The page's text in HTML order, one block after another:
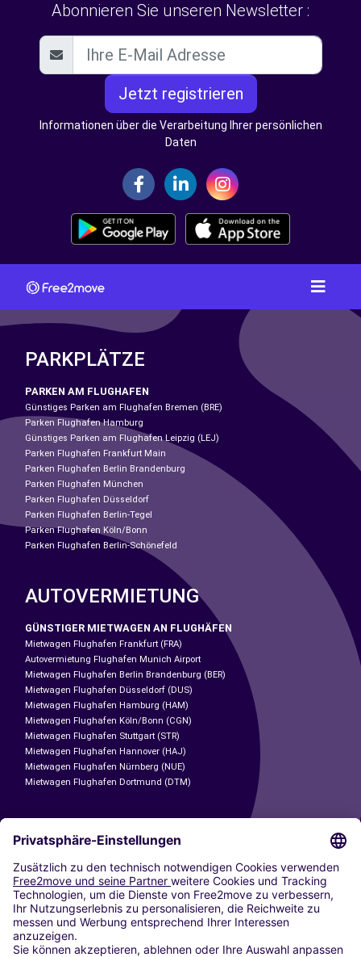
Abonnieren Sie unseren Newsletter :
Jetzt registrieren
Informationen über die Verarbeitung Ihrer persönlichen
Daten
PARKPLÄTZE
PARKEN AM FLUGHAFEN
Günstiges Parken am Flughafen Bremen (BRE)
Parken Flughafen Hamburg
Günstiges Parken am Flughafen Leipzig (LEJ)
Parken Flughafen Frankfurt Main
Parken Flughafen Berlin Brandenburg
Parken Flughafen München
Parken Flughafen Düsseldorf
Parken Flughafen Berlin-Tegel
Parken Flughafen Köln/Bonn
Parken Flughafen Berlin-Schönefeld
AUTOVERMIETUNG
GÜNSTIGER MIETWAGEN AN FLUGHÄFEN
Mietwagen Flughafen Frankfurt (FRA)
Autovermietung Flughafen Munich Airport
Mietwagen Flughafen Berlin Brandenburg (BER)
Mietwagen Flughafen Düsseldorf (DUS)
Mietwagen Flughafen Hamburg (HAM)
Mietwagen Flughafen Köln/Bonn (CGN)
Mietwagen Flughafen Stuttgart (STR)
Mietwagen Flughafen Hannover (HAJ)
Mietwagen Flughafen Nürnberg (NUE)
Mietwagen Flughafen Dortmund (DTM)
CARSHARING
UNSERE STÄDTE
Paris
Madrid
Washington DC
Mailand
Rom